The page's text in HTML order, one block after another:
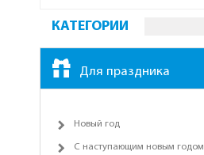
КАТЕГОРИИ
Для праздника
Новый год
С наступающим новым годом